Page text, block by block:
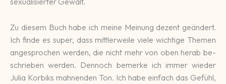
Zu diesem Buch habe ich meine Mei­nung de­zent ge­än­dert.
Ich finde es super, dass mittler­wei­le viele wich­tige The­men
an­ge­spro­chen wer­den, die nicht mehr von oben he­rab be­
schrie­ben werden. Dennoch be­merke ich immer wieder
Julia Korbiks mahnen­den Ton. Ich habe ein­fach das Ge­fühl,